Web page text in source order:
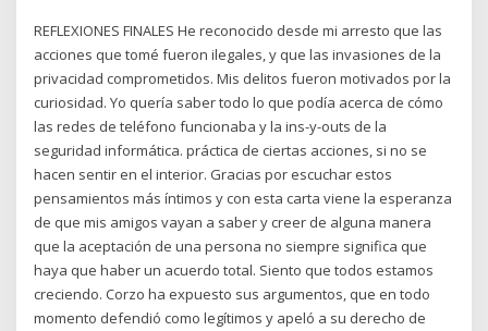
REFLEXIONES FINALES He reconocido desde mi arresto que las
acciones que tomé fueron ilegales, y que las invasiones de la
privacidad comprometidos. Mis delitos fueron motivados por la
curiosidad. Yo quería saber todo lo que podía acerca de cómo
las redes de teléfono funcionaba y la ins-y-outs de la
seguridad informática. práctica de ciertas acciones, si no se
hacen sentir en el interior. Gracias por escuchar estos
pensamientos más íntimos y con esta carta viene la esperanza
de que mis amigos vayan a saber y creer de alguna manera
que la aceptación de una persona no siempre significa que
haya que haber un acuerdo total. Siento que todos estamos
creciendo. Corzo ha expuesto sus argumentos, que en todo
momento defendió como legítimos y apeló a su derecho de